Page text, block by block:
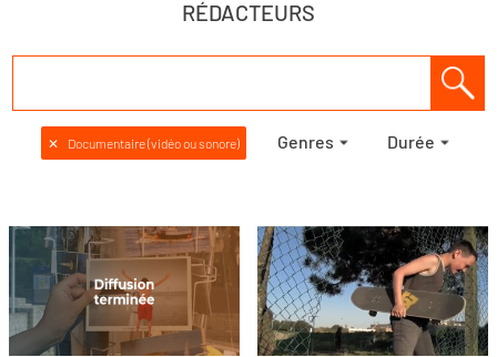
RÉDACTEURS
✕ Documentaire (vidéo ou sonore) Genres Durée